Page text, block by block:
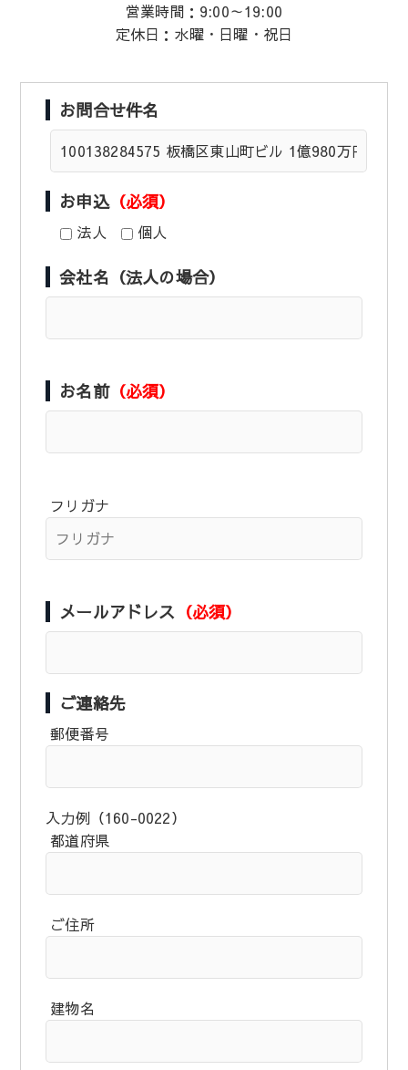
営業時間：9:00～19:00
定休日：水曜・日曜・祝日
お問合せ件名
お申込（必須）
法人 個人
会社名（法人の場合）
お名前（必須）
フリガナ
メールアドレス （必須）
ご連絡先
郵便番号
入力例（160-0022）
都道府県
ご住所
建物名